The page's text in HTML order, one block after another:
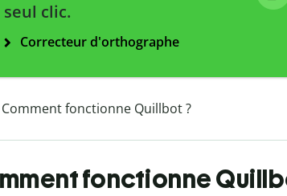
seul clic.
Correcteur d'orthographe
Comment fonctionne Quillbot ?
fonctionne